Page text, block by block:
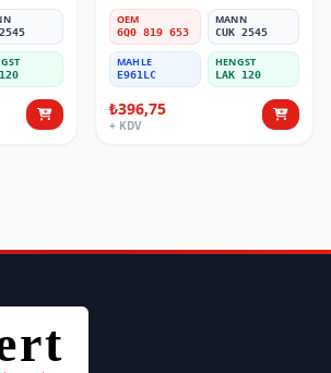
OEM
6Q0 819 653
MANN
CUK 2545
MAHLE
E961LC
HENGST
LAK 120
₺396,75
+ KDV